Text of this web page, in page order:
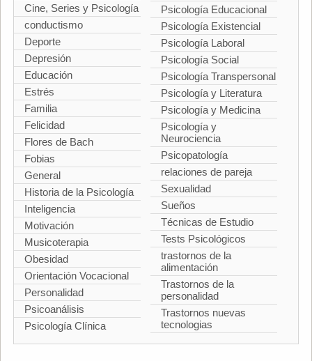
Cine, Series y Psicología
conductismo
Deporte
Depresión
Educación
Estrés
Familia
Felicidad
Flores de Bach
Fobias
General
Historia de la Psicología
Inteligencia
Motivación
Musicoterapia
Obesidad
Orientación Vocacional
Personalidad
Psicoanálisis
Psicología Clínica
Psicología Educacional
Psicología Existencial
Psicología Laboral
Psicología Social
Psicología Transpersonal
Psicología y Literatura
Psicología y Medicina
Psicología y
Neurociencia
Psicopatología
relaciones de pareja
Sexualidad
Sueños
Técnicas de Estudio
Tests Psicológicos
trastornos de la
alimentación
Trastornos de la
personalidad
Trastornos nuevas
tecnologias